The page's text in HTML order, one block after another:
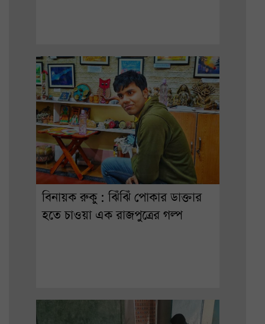
বিনায়ক রুকু : ঝিঁঝিঁ পোকার ডাক্তার
হতে চাওয়া এক রাজপুত্রের গল্প